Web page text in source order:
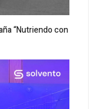
“Nutriendo con